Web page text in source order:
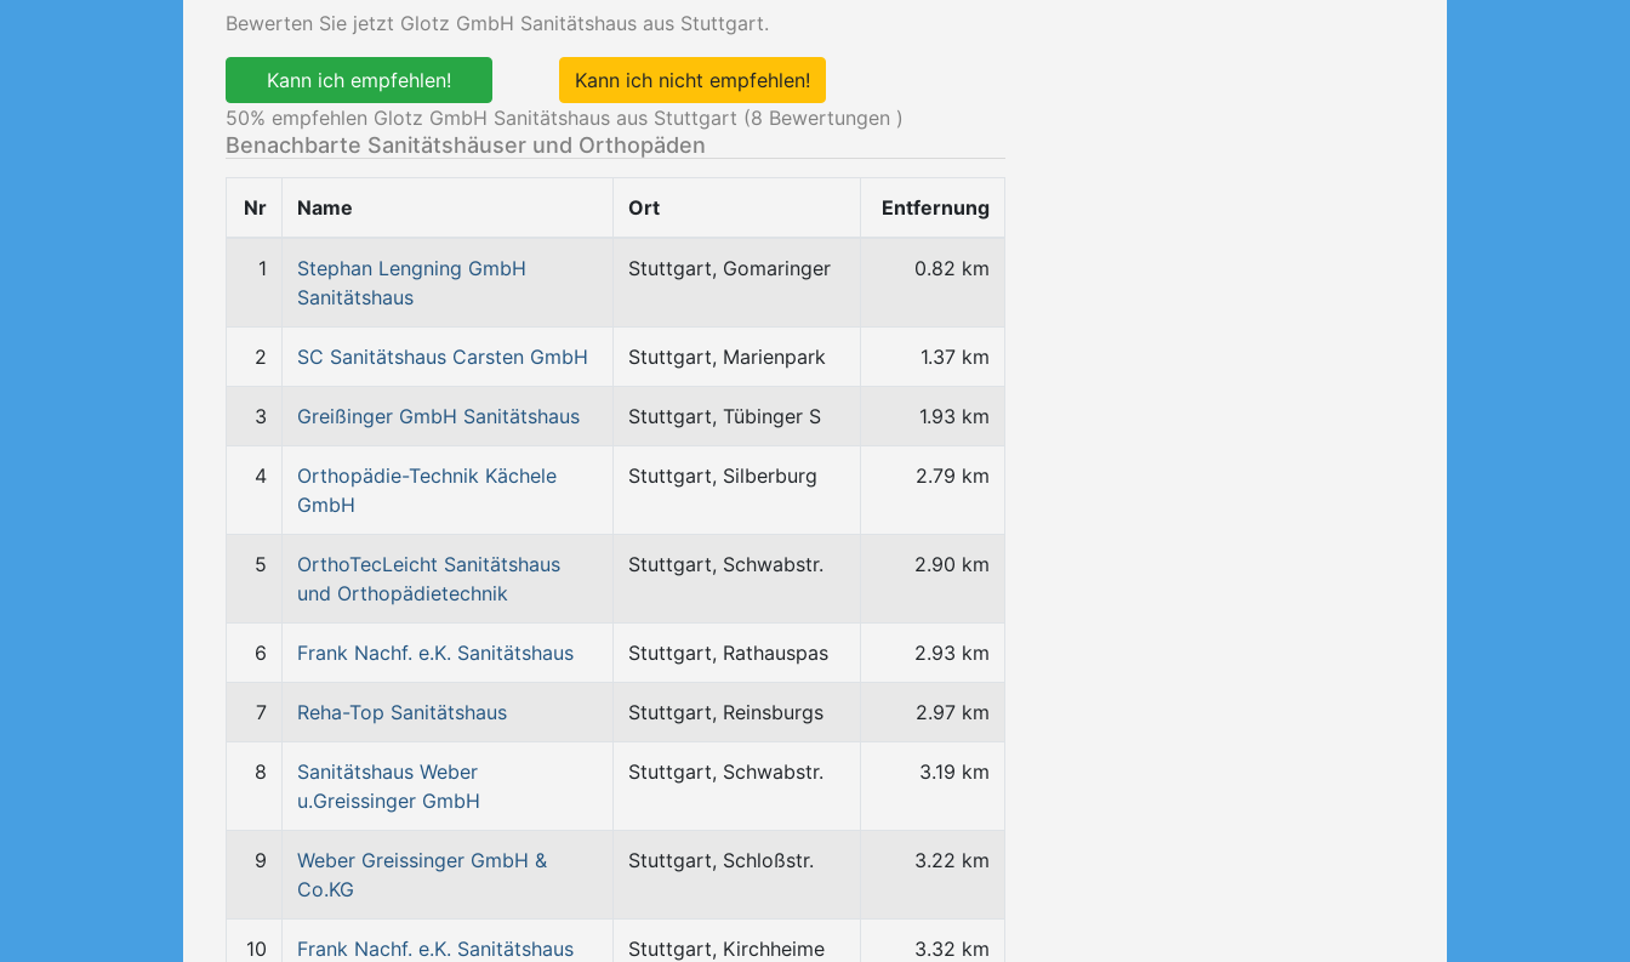
Bewerten Sie jetzt Glotz GmbH Sanitätshaus aus Stuttgart.
Kann ich empfehlen!
Kann ich nicht empfehlen!
50% empfehlen Glotz GmbH Sanitätshaus aus Stuttgart (8 Bewertungen )
Benachbarte Sanitätshäuser und Orthopäden
Nr Name Ort Entfernung
1
Stephan Lengning GmbH
Sanitätshaus
Stuttgart, Gomaringer 0.82 km
2 SC Sanitätshaus Carsten GmbH Stuttgart, Marienpark 1.37 km
3 Greißinger GmbH Sanitätshaus Stuttgart, Tübinger S 1.93 km
4
Orthopädie-Technik Kächele
GmbH
Stuttgart, Silberburg 2.79 km
5
OrthoTecLeicht Sanitätshaus
und Orthopädietechnik
Stuttgart, Schwabstr. 2.90 km
6 Frank Nachf. e.K. Sanitätshaus Stuttgart, Rathauspas 2.93 km
7 Reha-Top Sanitätshaus Stuttgart, Reinsburgs 2.97 km
8
Sanitätshaus Weber
u.Greissinger GmbH
Stuttgart, Schwabstr. 3.19 km
9
Weber Greissinger GmbH &
Co.KG
Stuttgart, Schloßstr. 3.22 km
10 Frank Nachf. e.K. Sanitätshaus Stuttgart, Kirchheime 3.32 km